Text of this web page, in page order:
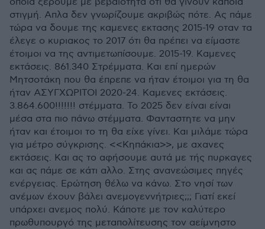
στιγμή. Απλα δεν γνωρίζουμε ακριβώς πότε. Ας πάμε
τώρα να δουμε της καμενες εκτασης 2015-19 οταν τα
έλεγε ο κυριακος το 2017 ότι θα πρέπει να είμαστε
έτοιμοι να της αντιμετωπίσουμε. 2015-19. Καμενες
εκτάσεις. 861.340 Στρέμματα. Και επί ημερών
Μητσοτάκη που θα έπρεπε να ήταν έτοιμοι για τη θα
ήταν ΑΣΥΓΧΩΡΙΤΟΙ 2020-24. Καμενες εκτάσεις.
3.864.600!!!!!!! στέμματα. Το 2025 δεν είναι είναι
μέσα στα πιο πάνω στέμματα. Φανταστητε να μην
ήταν και έτοιμοι το τη θα είχε γίνει. Και μιλάμε τώρα
για μέτρο σύγκρισης. <<Κηπάκια>>, με αχανες
εκτάσεις. Και ας το αφήσουμε αυτά με τής πυρκαγες
και ας πάμε σε κάτι αλλο. Στης ανανεώσιμες πηγές
ενέργειας. Ερώτηση θέλω να κάνω. Στο νησί των
ανέμων έχουν βάλει ανεμογεννήτριες;;; Γιατί εκεί
υπάρχει ανεμος πολύ. Κάποτε με τον καλύτερο
πρωθυπουργό της μεταπολίτευσης τον αείμνηστο